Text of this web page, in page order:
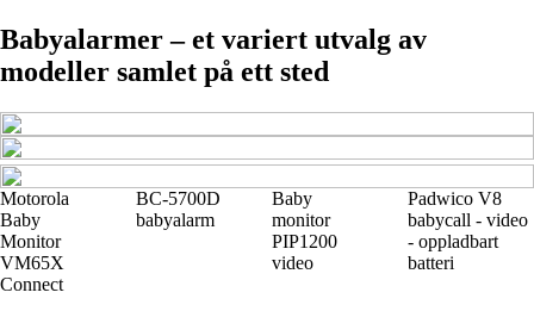
Babyalarmer – et variert utvalg av
modeller samlet på ett sted
Motorola
Baby
Monitor
VM65X
Connect
BC-5700D
babyalarm
Baby
monitor
PIP1200
video
Padwico V8
babycall - video
- oppladbart
batteri